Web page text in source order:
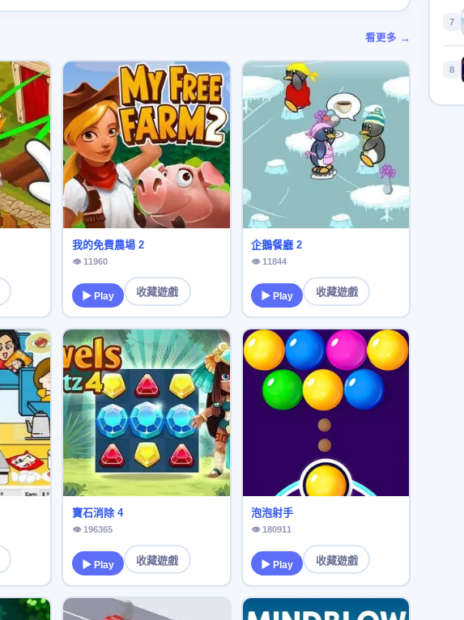
看更多 →
我的免費農場 2
👁 11960
▶ Play 收藏遊戲
企鵝餐廳 2
👁 11844
▶ Play 收藏遊戲
寶石消除 4
👁 196365
▶ Play 收藏遊戲
泡泡射手
👁 180911
▶ Play 收藏遊戲
7
8